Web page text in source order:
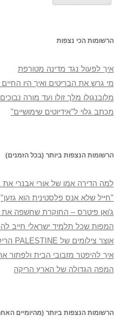
הרשומות הכי נצפות
איך לפעול נגד מדינה מטורפת
מי גרש את הבריטים ואיך היו
מלובנגולו מלך זולו ועד מורה נבוכים
מכתב גלוי ל"אידיוטים שימושיים"
הרשומות הנצפות ביותר (בכל הזמנים)
למה הדירה אמו של אורי אבנרי
"חייל שלא אנס פלסטינית הוא גזען"
ג'ואן פיטרס – החוקרת שחשפה את
המפות שכל תלמיד ישראלי חייב
אוצר צילומים של PALESTINE הריקה
איך להיפטר מזבובי הבית ולפתור
המפה הגדולה של הארץ הריקה
הרשומות הנצפות ביותר (מהיומיים